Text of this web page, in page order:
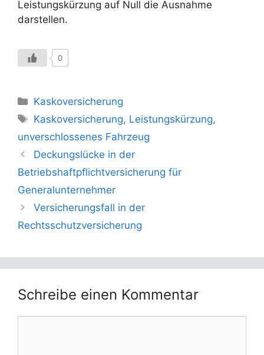
Leistungskürzung auf Null die Ausnahme
darstellen.
0
Kategorien
Kaskoversicherung
Schlagwörter
Kaskoversicherung, Leistungskürzung,
unverschlossenes Fahrzeug
Deckungslücke in der
Betriebshaftpflichtversicherung für
Generalunternehmer
Versicherungsfall in der
Rechtsschutzversicherung
Schreibe einen Kommentar